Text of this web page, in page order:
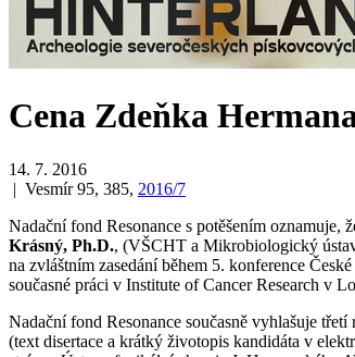
Cena Zdeňka
14. 7. 2016
| Vesmír 95, 385, 2016/7
Nadační fond Resonance s potěšením oznamuje,
Krásný, Ph.D., (VŠCHT a Mikrobiologický
na zvláštním zasedání během 5. konference
současné práci v Institute of Cancer Research v
Nadační fond Resonance současně vyhlašuje
(text disertace a krátký životopis kandidáta v